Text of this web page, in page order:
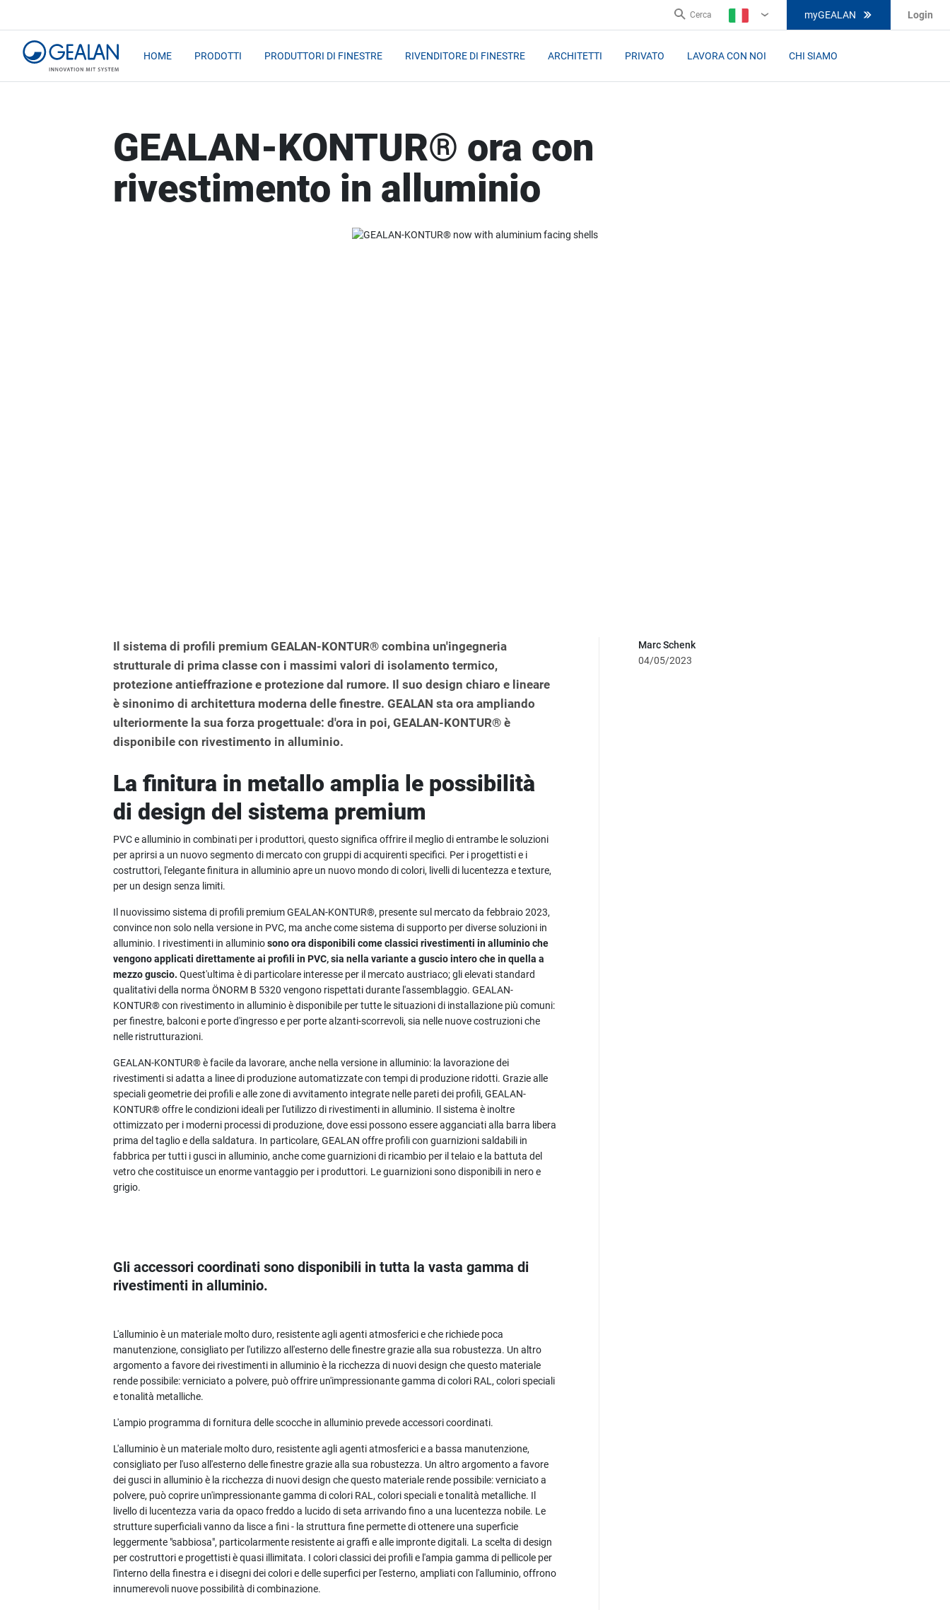
Cerca
IT
myGEALAN Login
HOME PRODOTTI PRODUTTORI DI FINESTRE RIVENDITORE DI FINESTRE ARCHITETTI PRIVATO LAVORA CON NOI CHI SIAMO
GEALAN-KONTUR® ora con
rivestimento in alluminio
Il sistema di profili premium GEALAN-KONTUR® combina un'ingegneria
strutturale di prima classe con i massimi valori di isolamento termico,
protezione antieffrazione e protezione dal rumore. Il suo design chiaro e lineare
è sinonimo di architettura moderna delle finestre. GEALAN sta ora ampliando
ulteriormente la sua forza progettuale: d'ora in poi, GEALAN-KONTUR® è
disponibile con rivestimento in alluminio.
La finitura in metallo amplia le possibilità
di design del sistema premium
PVC e alluminio in combinati per i produttori, questo significa offrire il meglio di entrambe le soluzioni
per aprirsi a un nuovo segmento di mercato con gruppi di acquirenti specifici. Per i progettisti e i
costruttori, l'elegante finitura in alluminio apre un nuovo mondo di colori, livelli di lucentezza e texture,
per un design senza limiti.
Il nuovissimo sistema di profili premium GEALAN-KONTUR®, presente sul mercato da febbraio 2023,
convince non solo nella versione in PVC, ma anche come sistema di supporto per diverse soluzioni in
alluminio. I rivestimenti in alluminiosono ora disponibili come classici rivestimenti in alluminio che
vengono applicati direttamente ai profili in PVC, sia nella variante a guscio intero che in quella a
mezzo guscio. Quest'ultima è di particolare interesse per il mercato austriaco; gli elevati standard
qualitativi della norma ÖNORM B 5320 vengono rispettati durante l'assemblaggio. GEALAN-
KONTUR® con rivestimento in alluminio è disponibile per tutte le situazioni di installazione più comuni:
per finestre, balconi e porte d'ingresso e per porte alzanti-scorrevoli, sia nelle nuove costruzioni che
nelle ristrutturazioni.
GEALAN-KONTUR® è facile da lavorare, anche nella versione in alluminio: la lavorazione dei
rivestimenti si adatta a linee di produzione automatizzate con tempi di produzione ridotti. Grazie alle
speciali geometrie dei profili e alle zone di avvitamento integrate nelle pareti dei profili, GEALAN-
KONTUR® offre le condizioni ideali per l'utilizzo di rivestimenti in alluminio. Il sistema è inoltre
ottimizzato per i moderni processi di produzione, dove essi possono essere agganciati alla barra libera
prima del taglio e della saldatura. In particolare, GEALAN offre profili con guarnizioni saldabili in
fabbrica per tutti i gusci in alluminio, anche come guarnizioni di ricambio per il telaio e la battuta del
vetro che costituisce un enorme vantaggio per i produttori. Le guarnizioni sono disponibili in nero e
grigio.
Gli accessori coordinati sono disponibili in tutta la vasta gamma di
rivestimenti in alluminio.
L'alluminio è un materiale molto duro, resistente agli agenti atmosferici e che richiede poca
manutenzione, consigliato per l'utilizzo all'esterno delle finestre grazie alla sua robustezza. Un altro
argomento a favore dei rivestimenti in alluminio è la ricchezza di nuovi design che questo materiale
rende possibile: verniciato a polvere, può offrire un'impressionante gamma di colori RAL, colori speciali
e tonalità metalliche.
L'ampio programma di fornitura delle scocche in alluminio prevede accessori coordinati.
L'alluminio è un materiale molto duro, resistente agli agenti atmosferici e a bassa manutenzione,
consigliato per l'uso all'esterno delle finestre grazie alla sua robustezza. Un altro argomento a favore
dei gusci in alluminio è la ricchezza di nuovi design che questo materiale rende possibile: verniciato a
polvere, può coprire un'impressionante gamma di colori RAL, colori speciali e tonalità metalliche. Il
livello di lucentezza varia da opaco freddo a lucido di seta arrivando fino a una lucentezza nobile. Le
strutture superficiali vanno da lisce a fini - la struttura fine permette di ottenere una superficie
leggermente "sabbiosa", particolarmente resistente ai graffi e alle impronte digitali. La scelta di design
per costruttori e progettisti è quasi illimitata. I colori classici dei profili e l'ampia gamma di pellicole per
l'interno della finestra e i disegni dei colori e delle superfici per l'esterno, ampliati con l'alluminio, offrono
innumerevoli nuove possibilità di combinazione.
Marc Schenk
04/05/2023